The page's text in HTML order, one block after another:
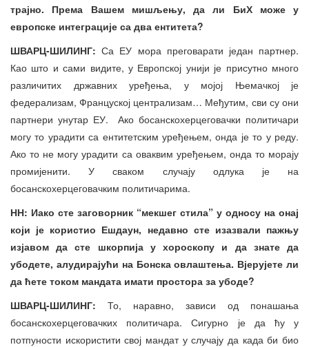
трајно. Према Вашем мишљењу, да ли БиХ може у
европске интеграције са два ентитета?
ШВАРЦ-ШИЛИНГ: Са ЕУ мора преговарати један партнер.
Као што и сами видите, у Европској унији је присутно много
различитих државних уређења, у мојој Њемачкој је
федерализам, Француској централизам… Међутим, сви су они
партнери унутар ЕУ. Ако босанскохерцеговачки политичари
могу то урадити са ентитетским уређењем, онда је то у реду.
Ако то не могу урадити са оваквим уређењем, онда то морају
промијенити. У сваком случају одлука је на
босанскохерцеговачким политичарима.
НН: Иако сте заговорник “мекшег стила” у односу на онај
који је користио Ешдаун, недавно сте изазвали пажњу
изјавом да сте шкорпија у хороскопу и да знате да
убодете, алудирајући на Бонска овлаштења. Вјерујете ли
да ћете током мандата имати простора за убоде?
ШВАРЦ-ШИЛИНГ: То, наравно, зависи од понашања
босанскохерцеговачких политичара. Сигурно је да ћу у
потпуности искористити свој мандат у случају да када би био